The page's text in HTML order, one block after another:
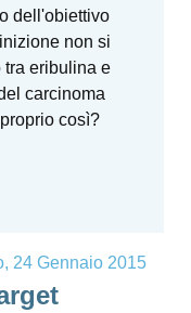
dell'obiettivo
non si
tra eribulina e
carcinoma
così?
24 Gennaio 2015